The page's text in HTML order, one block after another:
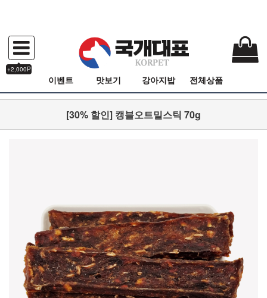
+2,000P
이벤트 맛보기 강아지밥 전체상품
[30% 할인] 캥블오트밀스틱 70g